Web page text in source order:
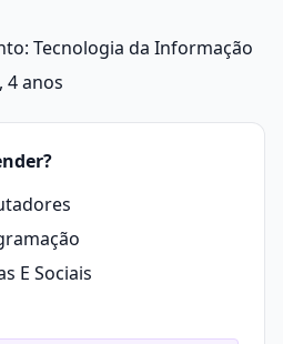
Tecnologia da Informação
4 anos
E Sociais